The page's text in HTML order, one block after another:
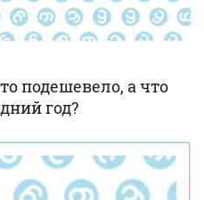
подешевело, а что
год?